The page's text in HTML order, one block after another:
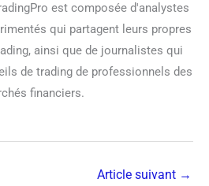
est composée d'analystes
qui partagent leurs propres
ainsi que de journalistes qui
de trading de professionnels des
financiers.
Article suivant →